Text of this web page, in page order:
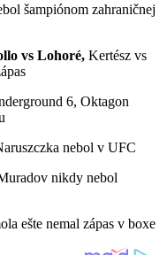
šampiónom zahraničnej
vs Lohoré, Kertész vs
6, Oktagon
nebol v UFC
nikdy nebol
ešte nemal zápas v boxe